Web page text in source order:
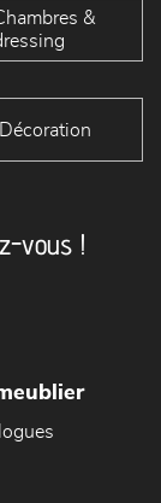
&
Décoration
vous !